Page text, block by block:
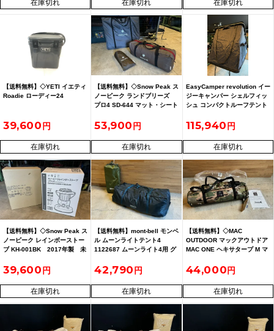
在庫切れ 在庫切れ 在庫切れ
【送料無料】◇YETI イエティ
Roadie ローディー24
39,600
在庫切れ
【送料無料】◇Snow Peak ス
ノーピーク ランドブリーズ
プロ4 SD-644 マット・シート
53,900
在庫切れ
EasyCamper revolution イー
ジーキャンパー シェルフィッ
シュ コンパクトルーフテント
品】
115,940
在庫切れ
【送料無料】◇Snow Peak ス
ノーピーク レインボーストー
ブ KH-001BK 2017年製 未
39,600
在庫切れ
【送料無料】mont-bell モンベ
ル ムーンライトテント4
1122687 ムーンライト4用 グ
42,790
在庫切れ
【送料無料】◇MAC
OUTDOOR マックアウトドア
MAC ONE ヘキサタープ M マ
44,000
在庫切れ